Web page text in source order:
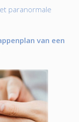
paranormale
van een